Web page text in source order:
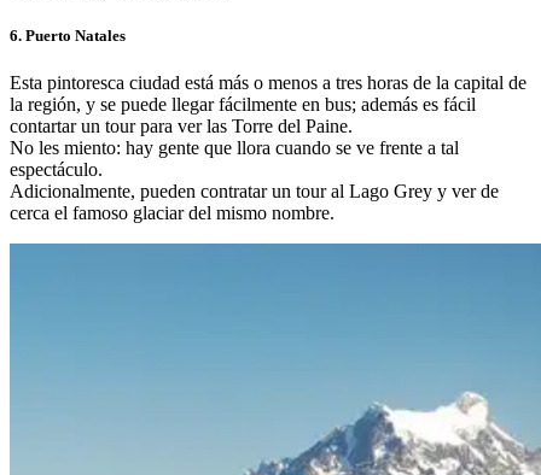
6. Puerto Natales
Esta pintoresca ciudad está más o menos a tres horas de la capital de
la región, y se puede llegar fácilmente en bus; además es fácil
contartar un tour para ver las Torre del Paine.
No les miento: hay gente que llora cuando se ve frente a tal
espectáculo.
Adicionalmente, pueden contratar un tour al Lago Grey y ver de
cerca el famoso glaciar del mismo nombre.